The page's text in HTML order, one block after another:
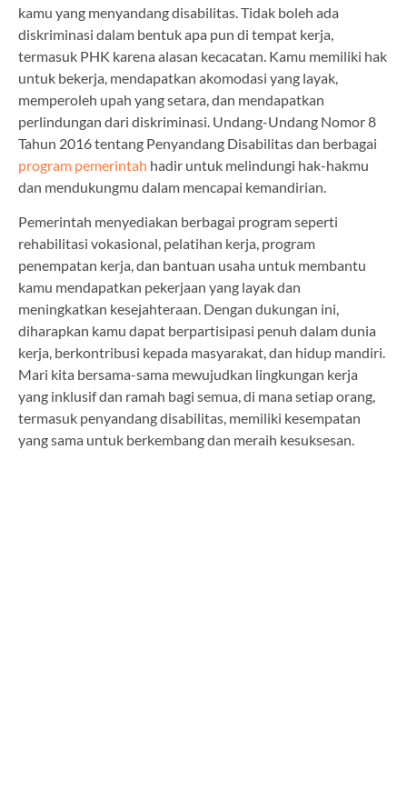
kamu yang menyandang disabilitas. Tidak boleh ada
diskriminasi dalam bentuk apa pun di tempat kerja,
termasuk PHK karena alasan kecacatan. Kamu memiliki hak
untuk bekerja, mendapatkan akomodasi yang layak,
memperoleh upah yang setara, dan mendapatkan
perlindungan dari diskriminasi. Undang-Undang Nomor 8
Tahun 2016 tentang Penyandang Disabilitas dan berbagai
program pemerintah hadir untuk melindungi hak-hakmu
dan mendukungmu dalam mencapai kemandirian.
Pemerintah menyediakan berbagai program seperti
rehabilitasi vokasional, pelatihan kerja, program
penempatan kerja, dan bantuan usaha untuk membantu
kamu mendapatkan pekerjaan yang layak dan
meningkatkan kesejahteraan. Dengan dukungan ini,
diharapkan kamu dapat berpartisipasi penuh dalam dunia
kerja, berkontribusi kepada masyarakat, dan hidup mandiri.
Mari kita bersama-sama mewujudkan lingkungan kerja
yang inklusif dan ramah bagi semua, di mana setiap orang,
termasuk penyandang disabilitas, memiliki kesempatan
yang sama untuk berkembang dan meraih kesuksesan.